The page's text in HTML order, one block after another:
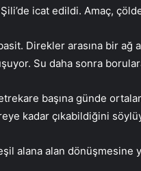
Şili’de icat edildi. Amaç,
Direkler arasına bir ağ
Su daha sonra
başına günde
kadar çıkabildiğini
alana alan dönüşmesine